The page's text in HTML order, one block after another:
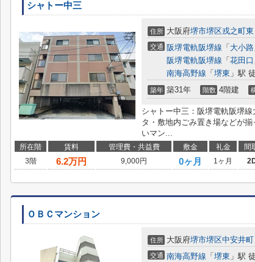
シャトー中三
住所 大阪府堺市堺区戎之町東
交通 阪堺電軌阪堺線 「 大小路
阪堺電軌阪堺線 「 花田口
南海高野線 「 堺東 」駅
築年 築31年 階数 4階建
シャトー中三：阪堺電軌阪堺
タ・敷地内ごみ置き場などが
いマン...
所在階 賃料 管理費・共益費 敷金 礼金 間
3階
6.2万円 9,000円 0ヶ月 1ヶ月
ＯＢＣマンション
住所 大阪府堺市堺区中安井町
交通 南海高野線 「 堺東 」駅